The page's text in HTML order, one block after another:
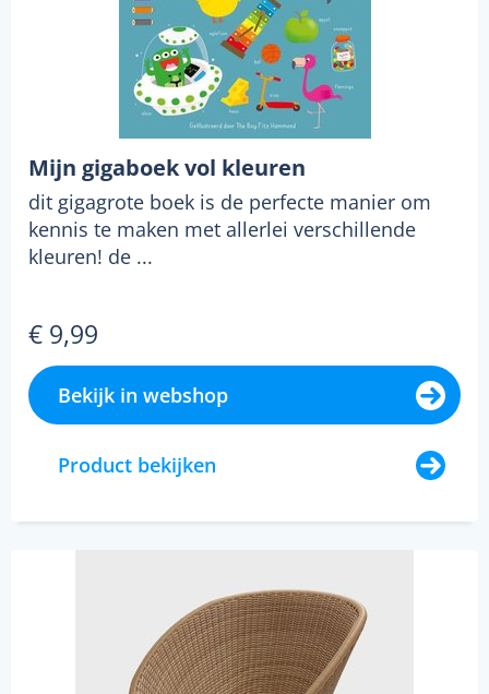
Mijn gigaboek vol kleuren
dit gigagrote boek is de perfecte manier om
kennis te maken met allerlei verschillende
kleuren! de ...
€ 9,99
Bekijk in webshop
Product bekijken